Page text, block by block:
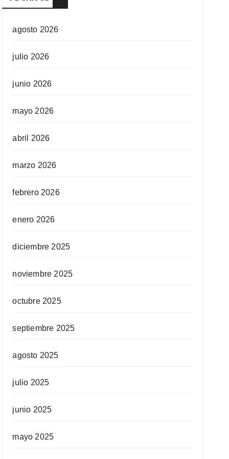
agosto 2026
julio 2026
junio 2026
mayo 2026
abril 2026
marzo 2026
febrero 2026
enero 2026
diciembre 2025
noviembre 2025
octubre 2025
septiembre 2025
agosto 2025
julio 2025
junio 2025
mayo 2025